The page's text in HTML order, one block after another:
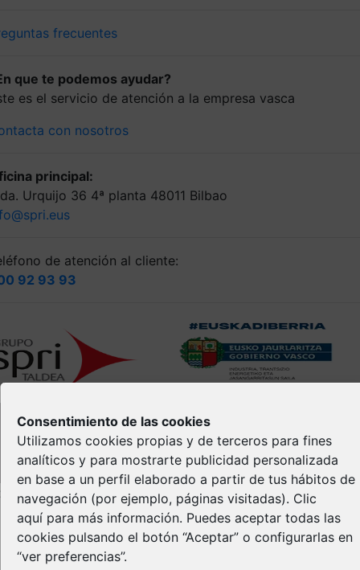
Consentimiento de las cookies
Utilizamos cookies propias y de terceros para fines
analíticos y para mostrarte publicidad personalizada
en base a un perfil elaborado a partir de tus hábitos de
navegación (por ejemplo, páginas visitadas). Clic
aquí para más información. Puedes aceptar todas las
cookies pulsando el botón “Aceptar” o configurarlas en
“ver preferencias”.
frecuentes
que te podemos ayudar?
es el servicio de atención a la empresa vasca
con nosotros
principal:
Urquijo 36 4ª planta 48011 Bilbao
de atención al cliente:
92 93 93
© Spri 2026. All right reserved
Aviso Legal
Política de privacidad
Política de Cookies